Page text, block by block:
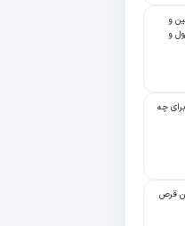
و
و
چه
قرص